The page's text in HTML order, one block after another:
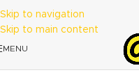
Skip to navigation
Skip to main content
MENU